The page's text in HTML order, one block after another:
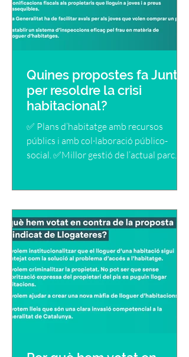
Quines propostes fa Junts
per resoldre la crisi
habitacional?
✅ Plans d’habitatge amb recursos
públics i amb col·laboració público-
social. ✅Millor gestió de l’actual parc